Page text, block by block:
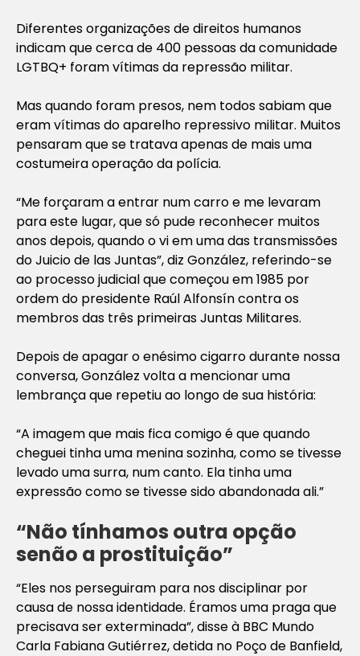
Diferentes organizações de direitos humanos
indicam que cerca de 400 pessoas da comunidade
LGTBQ+ foram vítimas da repressão militar.
Mas quando foram presos, nem todos sabiam que
eram vítimas do aparelho repressivo militar. Muitos
pensaram que se tratava apenas de mais uma
costumeira operação da polícia.
“Me forçaram a entrar num carro e me levaram
para este lugar, que só pude reconhecer muitos
anos depois, quando o vi em uma das transmissões
do Juicio de las Juntas”, diz González, referindo-se
ao processo judicial que começou em 1985 por
ordem do presidente Raúl Alfonsín contra os
membros das três primeiras Juntas Militares.
Depois de apagar o enésimo cigarro durante nossa
conversa, González volta a mencionar uma
lembrança que repetiu ao longo de sua história:
“A imagem que mais fica comigo é que quando
cheguei tinha uma menina sozinha, como se tivesse
levado uma surra, num canto. Ela tinha uma
expressão como se tivesse sido abandonada ali.”
“Não tínhamos outra opção
senão a prostituição”
“Eles nos perseguiram para nos disciplinar por
causa de nossa identidade. Éramos uma praga que
precisava ser exterminada”, disse à BBC Mundo
Carla Fabiana Gutiérrez, detida no Poço de Banfield,